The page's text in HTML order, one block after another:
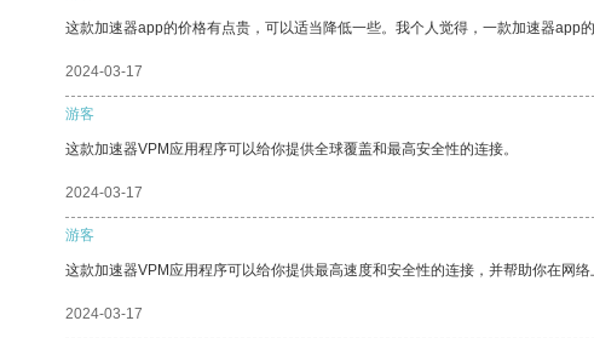
这款加速器app的价格有点贵，可以适当降低一些。我个人觉得，一款加速器app
2024-03-17
游客
这款加速器VPM应用程序可以给你提供全球覆盖和最高安全性的连接。
2024-03-17
游客
这款加速器VPM应用程序可以给你提供最高速度和安全性的连接，并帮助你在网络
2024-03-17